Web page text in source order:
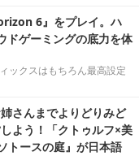
6』をプレイ。ハ
ドゲーミングの底力を体
ックスはもちろん最高設定
さんまでよりどりみど
よう！「クトゥルフ×美
トースの庭』が日本語